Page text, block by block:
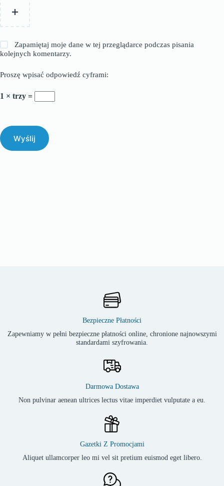
Zapamiętaj moje dane w tej przeglądarce podczas pisania
kolejnych komentarzy.
Proszę wpisać odpowiedź cyframi:
1 × trzy =
Wyślij
Bezpieczne Płatności
Zapewniamy w pełni bezpieczne płatności online, chronione najnowszymi
standardami szyfrowania.
Darmowa Dostawa
Non pulvinar aenean ultrices lectus vitae imperdiet vulputate a eu.
Gazetki Z Promocjami
Aliquet ullamcorper leo mi vel sit pretium euismod eget libero.